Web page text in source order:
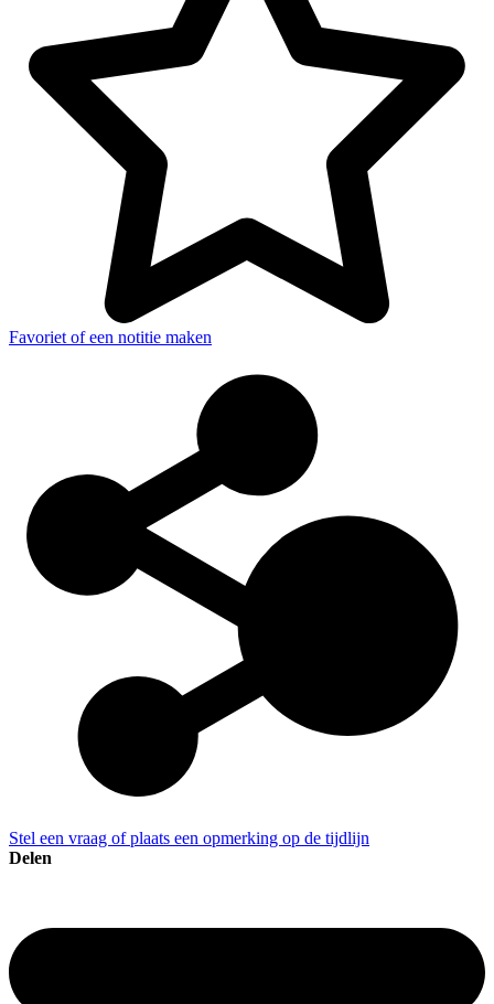
Favoriet of een notitie maken
Stel een vraag of plaats een opmerking op de tijdlijn
Delen